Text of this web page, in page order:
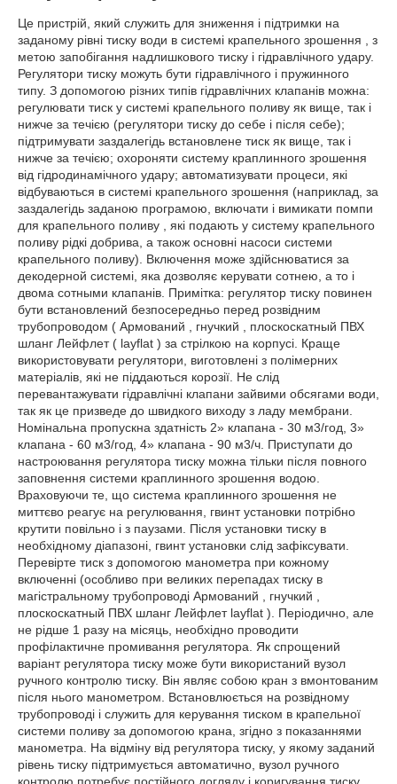
Це пристрій, який служить для зниження і підтримки на
заданому рівні тиску води в системі крапельного зрошення , з
метою запобігання надлишкового тиску і гідравлічного удару.
Регулятори тиску можуть бути гідравлічного і пружинного
типу. З допомогою різних типів гідравлічних клапанів можна:
регулювати тиск у системі крапельного поливу як вище, так і
нижче за течією (регулятори тиску до себе і після себе);
підтримувати заздалегідь встановлене тиск як вище, так і
нижче за течією; охороняти систему краплинного зрошення
від гідродинамічного удару; автоматизувати процеси, які
відбуваються в системі крапельного зрошення (наприклад, за
заздалегідь заданою програмою, включати і вимикати помпи
для крапельного поливу , які подають у систему крапельного
поливу рідкі добрива, а також основні насоси системи
крапельного поливу). Включення може здійснюватися за
декодерной системі, яка дозволяє керувати сотнею, а то і
двома сотными клапанів. Примітка: регулятор тиску повинен
бути встановлений безпосередньо перед розвідним
трубопроводом ( Армований , гнучкий , плоскоскатный ПВХ
шланг Лейфлет ( layflat ) за стрілкою на корпусі. Краще
використовувати регулятори, виготовлені з полімерних
матеріалів, які не піддаються корозії. Не слід
перевантажувати гідравлічні клапани зайвими обсягами води,
так як це призведе до швидкого виходу з ладу мембрани.
Номінальна пропускна здатність 2» клапана - 30 м3/год, 3»
клапана - 60 м3/год, 4» клапана - 90 м3/ч. Приступати до
настроювання регулятора тиску можна тільки після повного
заповнення системи краплинного зрошення водою.
Враховуючи те, що система краплинного зрошення не
миттєво реагує на регулювання, гвинт установки потрібно
крутити повільно і з паузами. Після установки тиску в
необхідному діапазоні, гвинт установки слід зафіксувати.
Перевірте тиск з допомогою манометра при кожному
включенні (особливо при великих перепадах тиску в
магістральному трубопроводі Армований , гнучкий ,
плоскоскатный ПВХ шланг Лейфлет layflat ). Періодично, але
не рідше 1 разу на місяць, необхідно проводити
профілактичне промивання регулятора. Як спрощений
варіант регулятора тиску може бути використаний вузол
ручного контролю тиску. Він являє собою кран з вмонтованим
після нього манометром. Встановлюється на розвідному
трубопроводі і служить для керування тиском в крапельної
системи поливу за допомогою крана, згідно з показаннями
манометра. На відміну від регулятора тиску, у якому заданий
рівень тиску підтримується автоматично, вузол ручного
контролю потребує постійного догляду і коригування тиску,